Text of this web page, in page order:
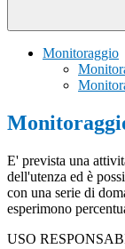
Monitoraggio
E' prevista una
dell'utenza ed è
con una serie di
esperimono
USO